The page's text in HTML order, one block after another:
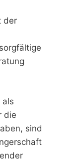
der
als
die
sind